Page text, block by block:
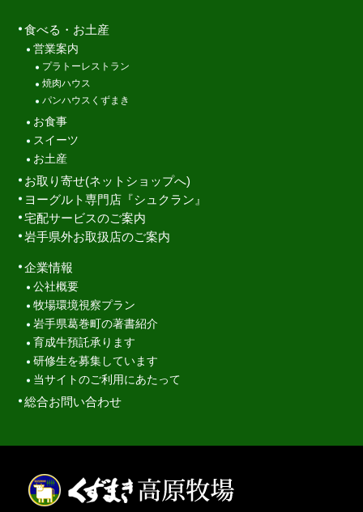
食べる・お土産
営業案内
プラトーレストラン
焼肉ハウス
パンハウスくずまき
お食事
スイーツ
お土産
お取り寄せ(ネットショップへ)
ヨーグルト専門店『シュクラン』
宅配サービスのご案内
岩手県外お取扱店のご案内
企業情報
公社概要
牧場環境視察プラン
岩手県葛巻町の著書紹介
育成牛預託承ります
研修生を募集しています
当サイトのご利用にあたって
総合お問い合わせ